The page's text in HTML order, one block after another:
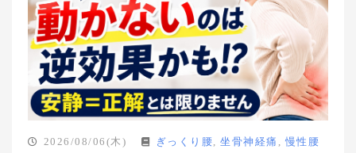
2026/08/06(木) ぎっくり腰 坐骨神経痛
慢性腰